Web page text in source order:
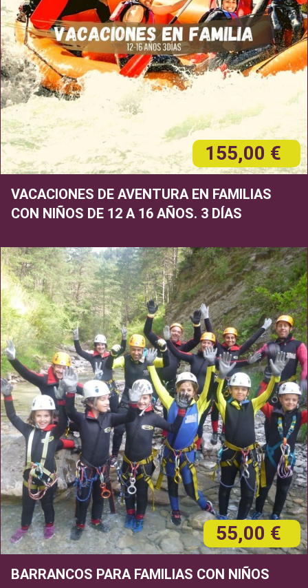
155,00 €
VACACIONES DE AVENTURA EN FAMILIAS
CON NIÑOS DE 12 A 16 AÑOS. 3 DÍAS
55,00 €
BARRANCOS PARA FAMILIAS CON NIÑOS